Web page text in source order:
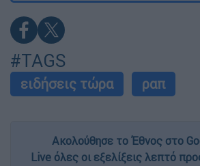
#TAGS
ειδήσεις τώρα ραπ
Ακολούθησε το Έθνος στο
Live όλες οι εξελίξεις λεπτό